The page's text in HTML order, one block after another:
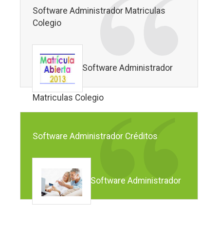
Software Administrador Matriculas
Colegio
Software Administrador
Matriculas Colegio
Software Administrador Créditos
Software Administrador